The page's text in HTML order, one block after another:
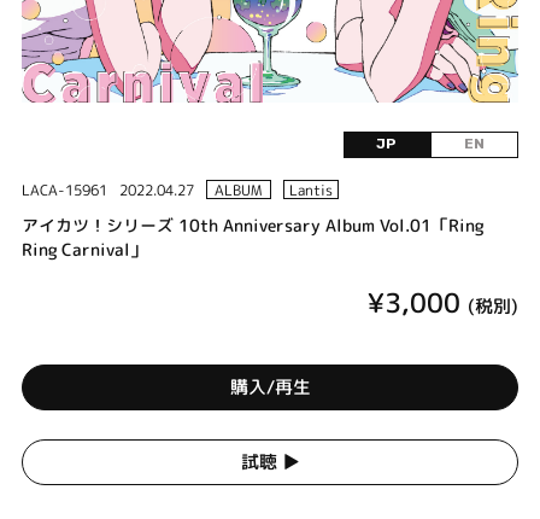
JP EN
LACA-15961 2022.04.27 ALBUM Lantis
アイカツ！シリーズ 10th Anniversary Album Vol.01「Ring
Ring Carnival」
¥3,000 (税別)
購入/再生
試聴 ▶︎